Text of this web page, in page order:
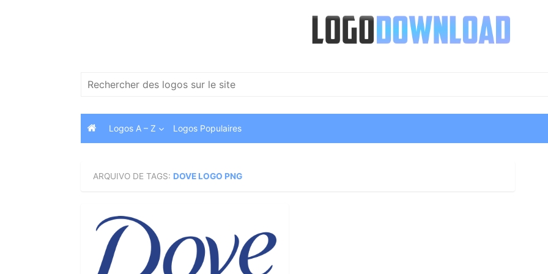
Search
Logos A – Z Logos Populaires
ARQUIVO DE TAGS: DOVE LOGO PNG